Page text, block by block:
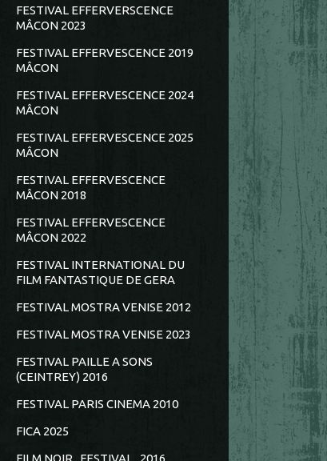
FESTIVAL EFFERVERSCENCE
MÂCON 2023
FESTIVAL EFFERVESCENCE 2019
MÂCON
FESTIVAL EFFERVESCENCE 2024
MÂCON
FESTIVAL EFFERVESCENCE 2025
MÂCON
FESTIVAL EFFERVESCENCE
MÂCON 2018
FESTIVAL EFFERVESCENCE
MÂCON 2022
FESTIVAL INTERNATIONAL DU
FILM FANTASTIQUE DE GERA
FESTIVAL MOSTRA VENISE 2012
FESTIVAL MOSTRA VENISE 2023
FESTIVAL PAILLE A SONS
(CEINTREY) 2016
FESTIVAL PARIS CINEMA 2010
FICA 2025